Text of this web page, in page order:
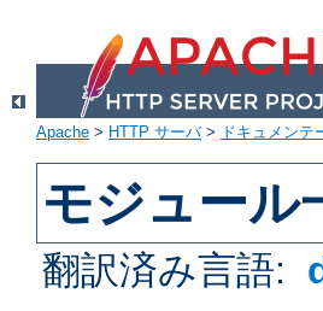
Apache > HTTP サーバ> ドキュメンテ
モジュール
翻訳済み言語: